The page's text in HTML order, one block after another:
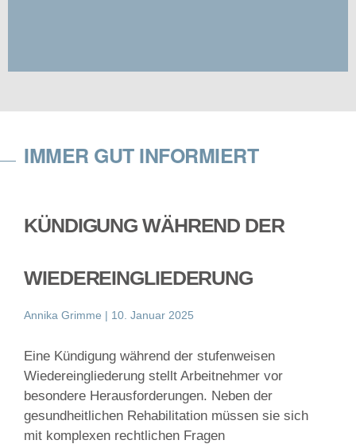
IMMER GUT INFORMIERT
KÜNDIGUNG WÄHREND DER
WIEDEREINGLIEDERUNG
Annika Grimme 10. Januar 2025
Eine Kündigung während der stufenweisen
Wiedereingliederung stellt Arbeitnehmer vor
besondere Herausforderungen. Neben der
gesundheitlichen Rehabilitation müssen sie sich
mit komplexen rechtlichen Fragen